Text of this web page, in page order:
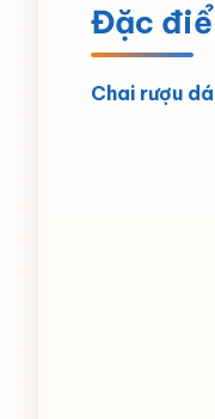
Đặc
Chai rượu